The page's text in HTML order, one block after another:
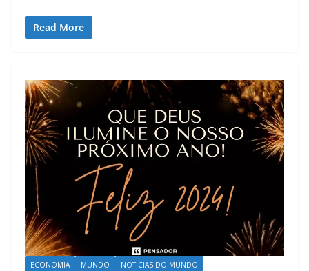
Read More
ECONOMIA MUNDO NOTICIAS DO MUNDO